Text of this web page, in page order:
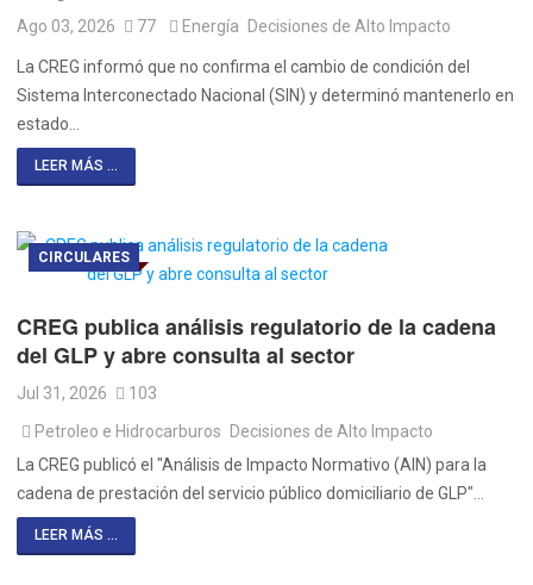
Ago 03, 2026 77 Energía Decisiones de Alto Impacto
La CREG informó que no confirma el cambio de condición del
Sistema Interconectado Nacional (SIN) y determinó mantenerlo en
estado…
LEER MÁS ...
CIRCULARES
CREG publica análisis regulatorio de la cadena
del GLP y abre consulta al sector
Jul 31, 2026
103
Petroleo e Hidrocarburos
Decisiones de Alto Impacto
La CREG publicó el "Análisis de Impacto Normativo (AIN) para la
cadena de prestación del servicio público domiciliario de GLP"…
LEER MÁS ...